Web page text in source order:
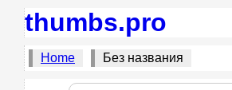
thumbs.pro
Home Без названия